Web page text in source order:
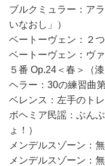
ブルクミュラー：ア
いなおし」）
ベートーヴェン：２
ベートーヴェン：ヴ
５番 Op.24＜春＞（
ヘラー：30の練習曲
ベレンス：左手のト
ボヘミア民謡：ぶん
ょ！）
メンデルスゾーン：
メンデルスゾーン：